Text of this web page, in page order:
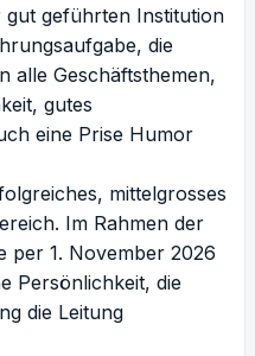
geführten Institution
die
alle Geschäftsthemen,
gutes
eine Prise Humor
mittelgrosses
Im Rahmen der
per 1. November 2026
Persönlichkeit, die
die Leitung